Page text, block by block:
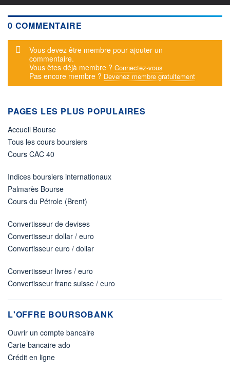
0 COMMENTAIRE
Message d'alerte
Vous devez être membre pour ajouter un
commentaire.
Vous êtes déjà membre ? Connectez-vous
Pas encore membre ? Devenez membre gratuitement
PAGES LES PLUS POPULAIRES
Accueil Bourse
Tous les cours boursiers
Cours CAC 40
Indices boursiers internationaux
Palmarès Bourse
Cours du Pétrole (Brent)
Convertisseur de devises
Convertisseur dollar / euro
Convertisseur euro / dollar
Convertisseur livres / euro
Convertisseur franc suisse / euro
L'OFFRE BOURSOBANK
Ouvrir un compte bancaire
Carte bancaire ado
Crédit en ligne